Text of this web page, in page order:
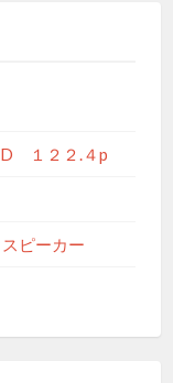
１２２.４p
ピーカー